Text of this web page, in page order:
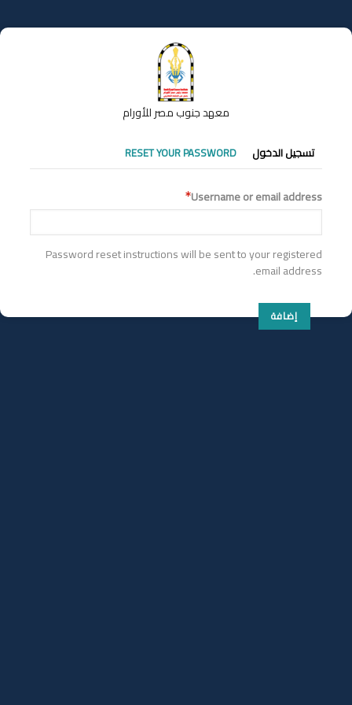
إلى
المحتوى
معهد جنوب مصر للأورام
التبويبات
الأساسية
تسجيل الدخول RESET YOUR PASSWORD
Username or email address
Password reset instructions will be sent to your registered
email address.